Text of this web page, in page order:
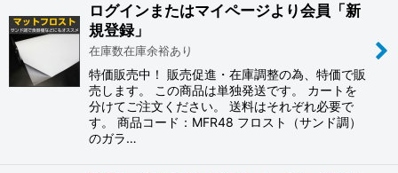
ログインまたはマイページより会員「新
規登録」
在庫数在庫余裕あり
特価販売中！ 販売促進・在庫調整の為、特価で販
売します。 この商品は単独発送です。 カートを
分けてご注文ください。 送料はそれぞれ必要で
す。 商品コード：MFR48 フロスト（サンド調）
のガラ…